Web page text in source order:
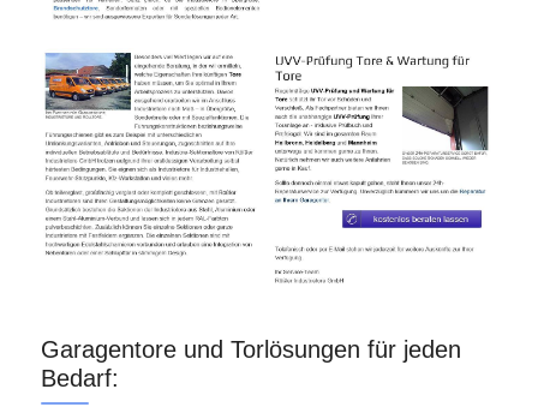
Garagentore und Torlösungen für jeden
Bedarf: